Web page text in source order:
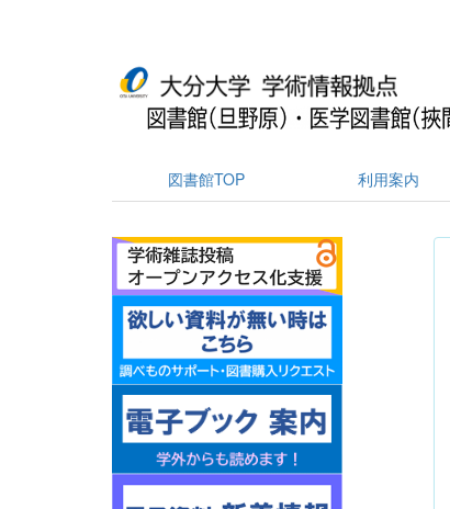
図書館TOP 利用案内